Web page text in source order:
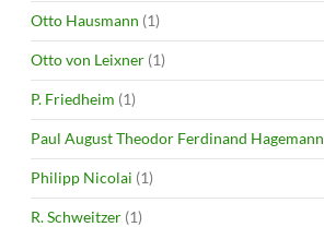
Otto Hausmann (1)
Otto von Leixner (1)
P. Friedheim (1)
Paul August Theodor Ferdinand Hagemann
Philipp Nicolai (1)
R. Schweitzer (1)